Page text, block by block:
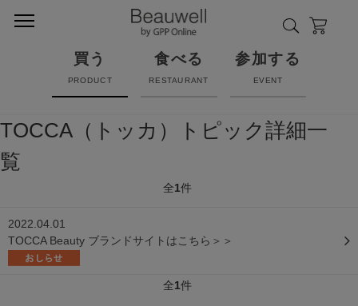
買う
PRODUCT
食べる
RESTAURANT
参加する
EVENT
TOCCA（トッカ）トピック詳細一
覧
全1件
2022.04.01
TOCCA Beauty ブランドサイトはこちら＞＞
全1件